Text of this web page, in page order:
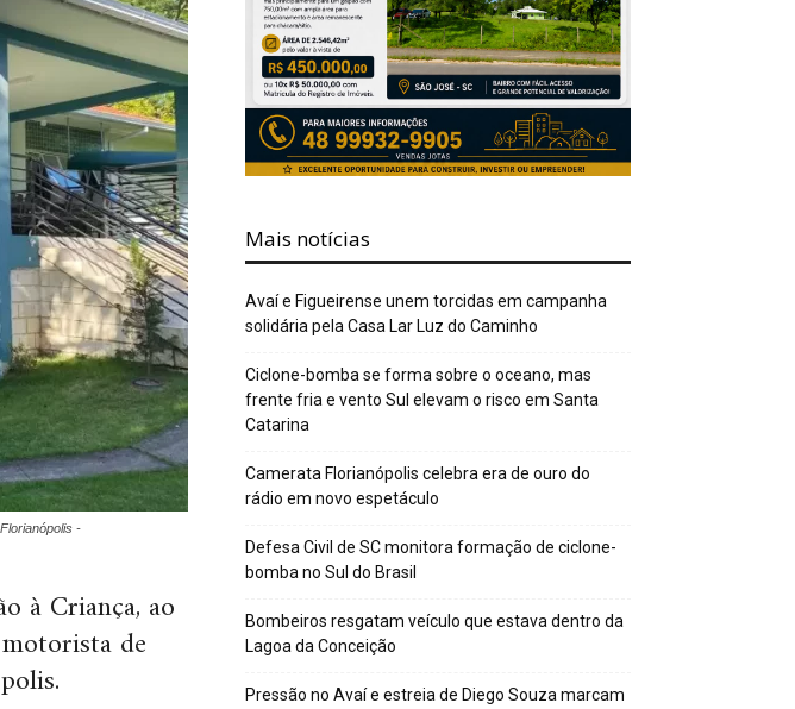
-
à Criança, ao
de
Mais notícias
Avaí e Figueirense unem torcidas em campanha
solidária pela Casa Lar Luz do Caminho
Ciclone-bomba se forma sobre o oceano, mas
frente fria e vento Sul elevam o risco em Santa
Catarina
Camerata Florianópolis celebra era de ouro do
rádio em novo espetáculo
Defesa Civil de SC monitora formação de ciclone-
bomba no Sul do Brasil
Bombeiros resgatam veículo que estava dentro da
Lagoa da Conceição
Pressão no Avaí e estreia de Diego Souza marcam